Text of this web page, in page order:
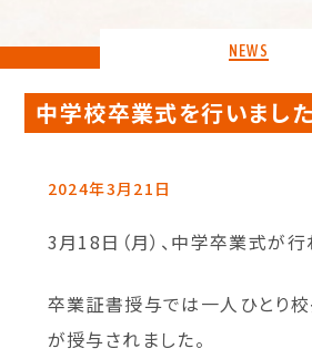
NEWS
中学校卒業式を行いました
2024年3月21日
3月18日（月）、中学卒業式が行
卒業証書授与では一人ひとり
が授与されました。